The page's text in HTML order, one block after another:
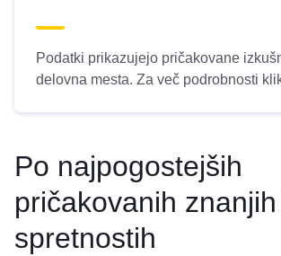
Podatki prikazujejo pričakovane
delovna mesta. Za več podrobnosti
Po najpogostejših
pričakovanih
spretnostih